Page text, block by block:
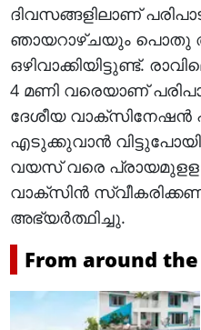
ദിവസങ്ങളിലാണ്
ഞായറാഴ്ചയും പൊതു
ഒഴിവാക്കിയിട്ടുണ്ട്.
4 മണി വരെയാണ്
ദേശീയ വാക്‌സിനേഷന്‍
എടുക്കുവാന്‍
വയസ് വരെ പ്രായമുളള
വാക്‌സിന്‍
അഭ്യര്‍ത്ഥിച്ചു.
From around